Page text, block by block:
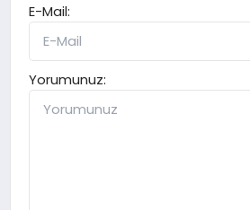
E-Mail:
Yorumunuz: